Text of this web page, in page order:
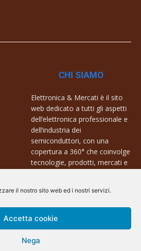
il nostro sito web ed i nostri servizi.
Accetta cookie
Nega
CHI SIAMO
Elettronica & Mercati è il sito
web dedicato a tutti gli aspetti
dell’elettronica professionale e
dell’industria dei
semiconduttori, con una
copertura a 360° che coinvolge
tecnologie, prodotti, mercati e
Contatti:
info@arscommunication.it